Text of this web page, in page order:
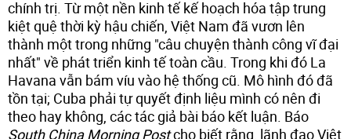
chính trị. Từ một nền kinh tế kế hoạch hóa tập trung
kiệt quệ thời kỳ hậu chiến, Việt Nam đã vươn lên
thành một trong những "câu chuyện thành công vĩ đại
nhất" về phát triển kinh tế toàn cầu. Trong khi đó La
Havana vẫn bám víu vào hệ thống cũ. Mô hình đó đã
tồn tại; Cuba phải tự quyết định liệu mình có nên đi
theo hay không, các tác giả bài báo kết luận. Báo
South China Morning Postcho biết rằng, lãnh đạo Việt